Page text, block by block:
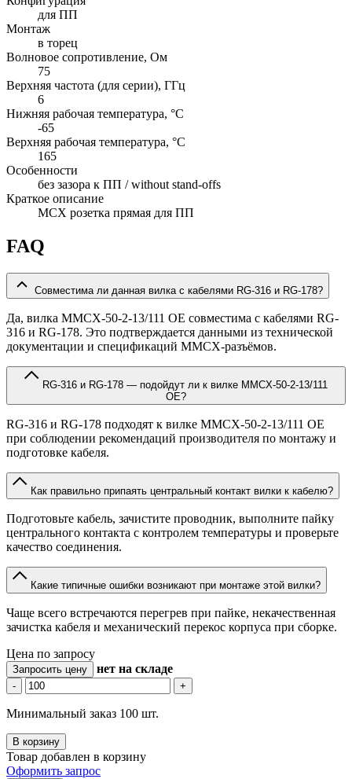
для ПП
Монтаж
в торец
Волновое сопротивление, Ом
75
Верхняя частота (для серии), ГГц
6
Нижняя рабочая температура, °C
-65
Верхняя рабочая температура, °C
165
Особенности
без зазора к ПП / without stand-offs
Краткое описание
MCX розетка прямая для ПП
FAQ
Совместима ли данная вилка с кабелями RG-316 и RG-178?
Да, вилка MMCX-50-2-13/111 OE совместима с кабелями RG-
316 и RG-178. Это подтверждается данными из технической
документации и спецификаций MMCX-разъёмов.
OE?
RG-316 и RG-178 подходят к вилке MMCX-50-2-13/111 OE
при соблюдении рекомендаций производителя по монтажу и
подготовке кабеля.
Как правильно припаять центральный контакт вилки к кабелю?
Подготовьте кабель, зачистите проводник, выполните пайку
центрального контакта с контролем температуры и проверьте
качество соединения.
Какие типичные ошибки возникают при монтаже этой вилки?
Чаще всего встречаются перегрев при пайке, некачественная
зачистка кабеля и механический перекос корпуса при сборке.
Цена по запросу
Запросить цену нет на складе
- +
Минимальный заказ 100 шт.
В корзину
Товар добавлен в корзину
Оформить запрос